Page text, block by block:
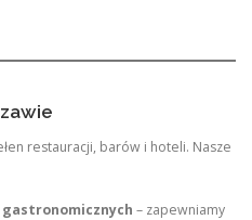
restauracji, barów i hoteli. Nasze
gastronomicznych – zapewniamy